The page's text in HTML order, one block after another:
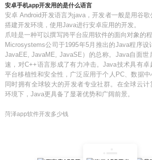
安卓手机app开发用的是什么语言
安卓 Android开发语言为java，开发者一般是用谷
搭建开发环境，使用Java进行安卓应用的开发。
爪哇是一种可以撰写跨平台应用软件的面向对象的
Microsystems公司于1995年5月推出的Java程序设
JavaEE, JavaME, JavaSE）的总称。Java自面世
速，对C++语言形成了有力冲击。Java技术具有卓
平台移植性和安全性，广泛应用于个人PC、数据中
同时拥有全球较大的开发者专业社群。在全球云
环境下，Java更具备了显著优势和广阔前景。
菏泽app软件开发多少钱